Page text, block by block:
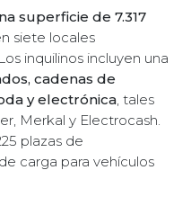
superficie de 7.317
siete locales
inquilinos incluyen una
cadenas de
y electrónica, tales
Merkal y Electrocash.
plazas de
carga para vehículos